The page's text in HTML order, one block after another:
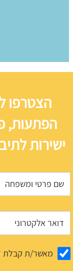
הצטרפו
הפתעות,
ישירות
מאשר/ת קבלת